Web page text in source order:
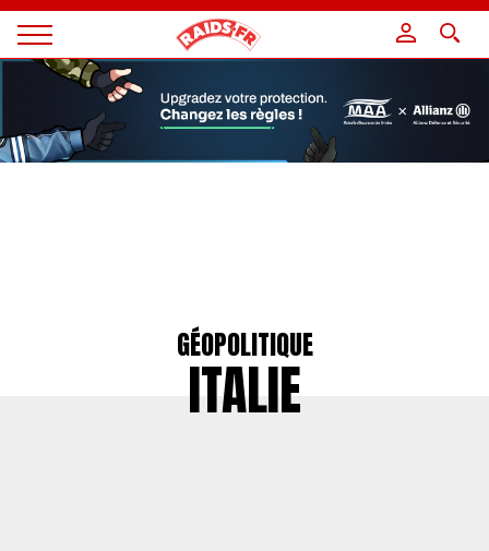
Magazine
Raids
GÉOPOLITIQUE
ITALIE
Panneau de gestion des cookies